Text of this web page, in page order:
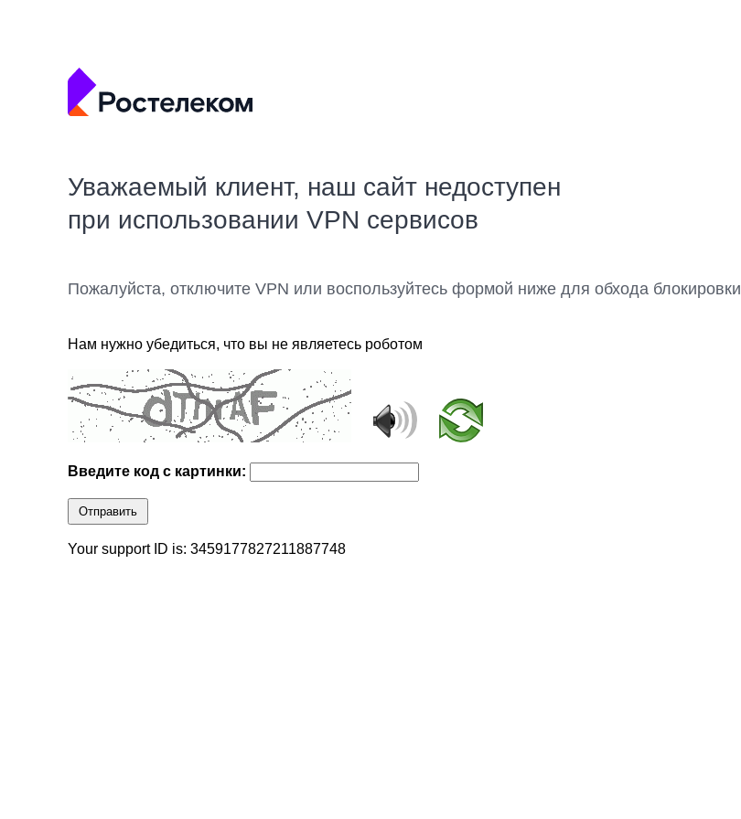
Уважаемый клиент, наш сайт недоступен
при использовании VPN сервисов
Пожалуйста, отключите VPN или воспользуйтесь формой ниже для обхода блокировки
Нам нужно убедиться, что вы не являетесь роботом
Введите код с картинки:
Отправить
Your support ID is: 3459177827211887748